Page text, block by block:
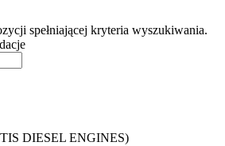
spełniającej kryteria wyszukiwania.
DIESEL ENGINES)